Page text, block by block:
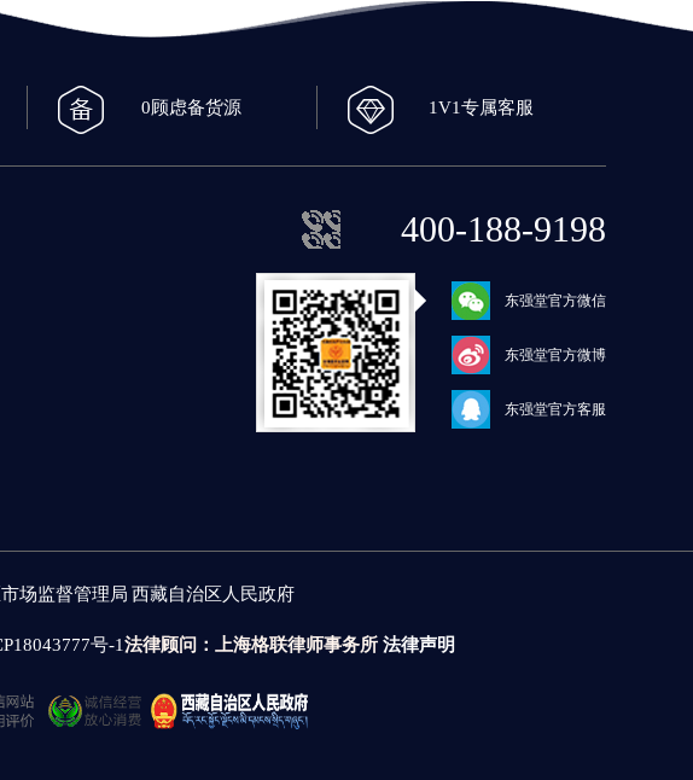
0顾虑备货源 1V1专属客服
400-188-9198
东强堂官方微信
东强堂官方微博
东强堂官方客服
场监督管理局 西藏自治区人民政府
号-1法律顾问：上海格联律师事务所 法律声明